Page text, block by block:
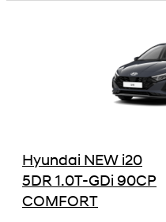
Hyundai NEW i20
5DR 1.0T-GDi 90CP
COMFORT